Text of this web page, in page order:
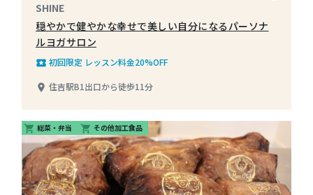
SHINE
穏やかで健やかな幸せで美しい自分になるパーソナ
ルヨガサロン
local_play 初回限定 レッスン料金20%OFF
place 住吉駅B1出口から徒歩11分
shopping_cart 総菜・弁当 shopping_cart その他加工食品